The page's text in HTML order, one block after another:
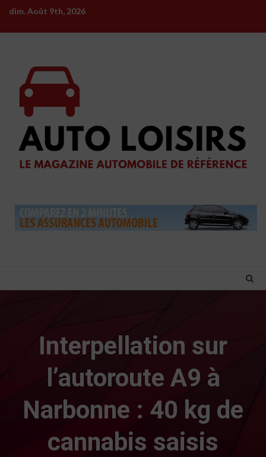
Skip
content
dim. Août 9th, 2026
Interpellation sur
l’autoroute A9 à
Narbonne : 40 kg de
cannabis saisis